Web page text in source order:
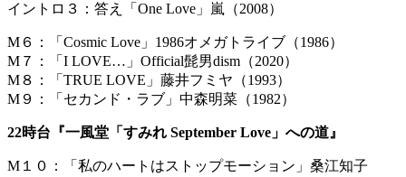
イントロ３：答え「One Love」嵐（2008）
M６：「Cosmic Love」1986オメガトライブ（1986）
M７：「I LOVE…」Official髭男dism（2020）
M８：「TRUE LOVE」藤井フミヤ（1993）
M９：「セカンド・ラブ」中森明菜（1982）
22時台『一風堂「すみれ September Love」への道』
M１０：「私のハートはストップモーション」桑江知子